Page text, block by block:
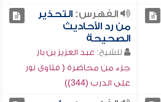
الفهرس:التحذير
من رد الأحاديث
الصحيحة
للشيخ: عبد العزيز بن باز
جزء من محاضرة ( فتاوى نور
على الدرب (344))